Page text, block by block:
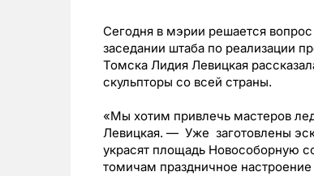
Сегодня в мэрии решается
заседании штаба по реализации
Томска Лидия Левицкая
скульпторы со всей страны.
«Мы хотим привлечь мастеров
Левицкая. — Уже заготовлены
украсят площадь Новособорную
томичам праздничное